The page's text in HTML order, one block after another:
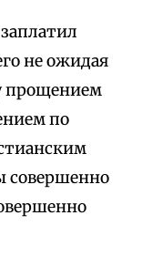
не ожидая
прощением
по
совершенно